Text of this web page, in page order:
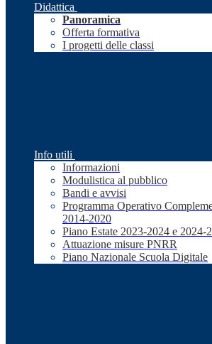
Didattica
Panoramica
Offerta formativa
I progetti delle classi
Info utili
Informazioni
Modulistica al pubblico
Bandi e avvisi
Programma Operativo
2014-2020
Piano Estate 2023-2024 e 2024-
Attuazione misure PNRR
Piano Nazionale Scuola Digitale